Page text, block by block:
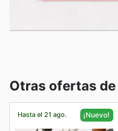
Otras ofertas
Hasta el 21 ago. ¡Nuevo!